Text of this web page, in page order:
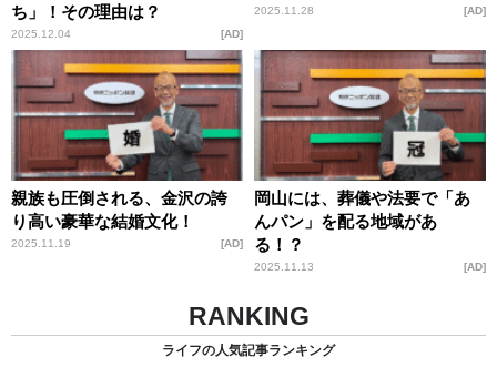
ち」！その理由は？
2025.12.04 AD
2025.11.28 AD
親族も圧倒される、金沢の誇
り高い豪華な結婚文化！
2025.11.19 AD
岡山には、葬儀や法要で「あ
んパン」を配る地域があ
る！？
2025.11.13 AD
RANKING
ライフの人気記事ランキング